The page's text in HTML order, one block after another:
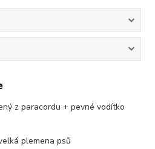
z paracordu + pevné vodítko
plemena psů